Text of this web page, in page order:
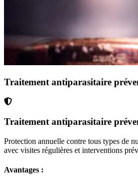
Traitement antiparasitaire
Traitement antiparasitaire
Protection annuelle contre tous types de
avec visites régulières et interventions
Avantages :